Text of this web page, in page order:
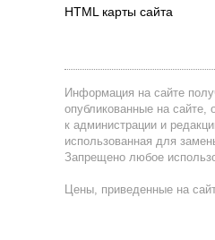
HTML карты сайта
Информация на сайте
опубликованные на
к администрации и
использованная для
Запрещено любое
Цены, приведенные на